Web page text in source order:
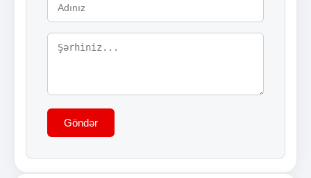
Göndər